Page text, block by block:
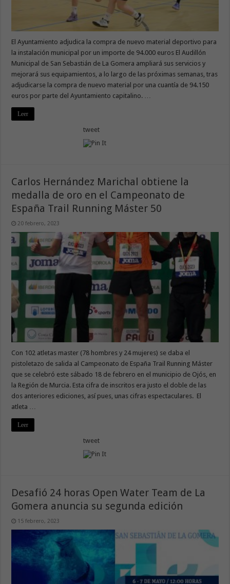
El Ayuntamiento adjudica la compra de nuevo material deportivo para
la instalación municipal por un importe de 94.000 euros El Audillón
Municipal de San Sebastián de La Gomera ampliará sus servicios y
mejorará sus equipamientos, a lo largo de las próximas semanas, tras
adjudicarse la compra de nuevo material por una cuantía de 94.150
euros por parte del Ayuntamiento capitalino. …
Leer
tweet
Carlos Hernández Marichal obtiene la
medalla de oro en el Campeonato de
España Trail Running Máster 50
20 febrero, 2023
Con 102 atletas master (78 hombres y 24 mujeres) se daba el
pistoletazo de salida al Campeonato de España Trail Running Máster
que se celebró este sábado 18 de febrero en el municipio de Ojós, en
la Región de Murcia. Esta cifra de inscritos era justo el doble de las
dos anteriores ediciones, así pues, unas cifras espectaculares. El
atleta …
Leer
tweet
Desafió 24 horas Open Water Team de La
Gomera anuncia su segunda edición
15 febrero, 2023